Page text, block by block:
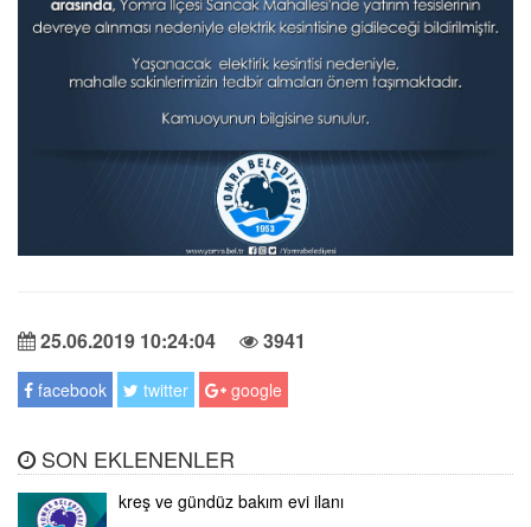
25.06.2019 10:24:04 3941
facebook twitter google
SON EKLENENLER
kreş ve gündüz bakım evi ilanı